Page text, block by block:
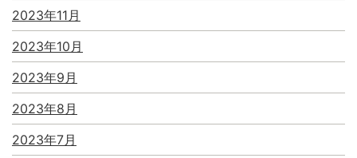
2023年11月
2023年10月
2023年9月
2023年8月
2023年7月